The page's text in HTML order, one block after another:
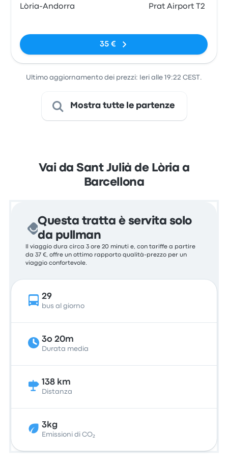
Lòria-Andorra
Prat Airport T2
35 €
Ultimo aggiornamento dei prezzi: Ieri alle 19:22 CEST.
Mostra tutte le partenze
Vai da Sant Julià de Lòria a
Barcellona
Questa tratta è servita solo
da pullman
Il viaggio dura circa 3 ore 20 minuti e, con tariffe a partire
da 37 €, offre un ottimo rapporto qualità-prezzo per un
viaggio confortevole.
29
bus al giorno
3o 20m
Durata media
138 km
Distanza
3kg
Emissioni di CO₂